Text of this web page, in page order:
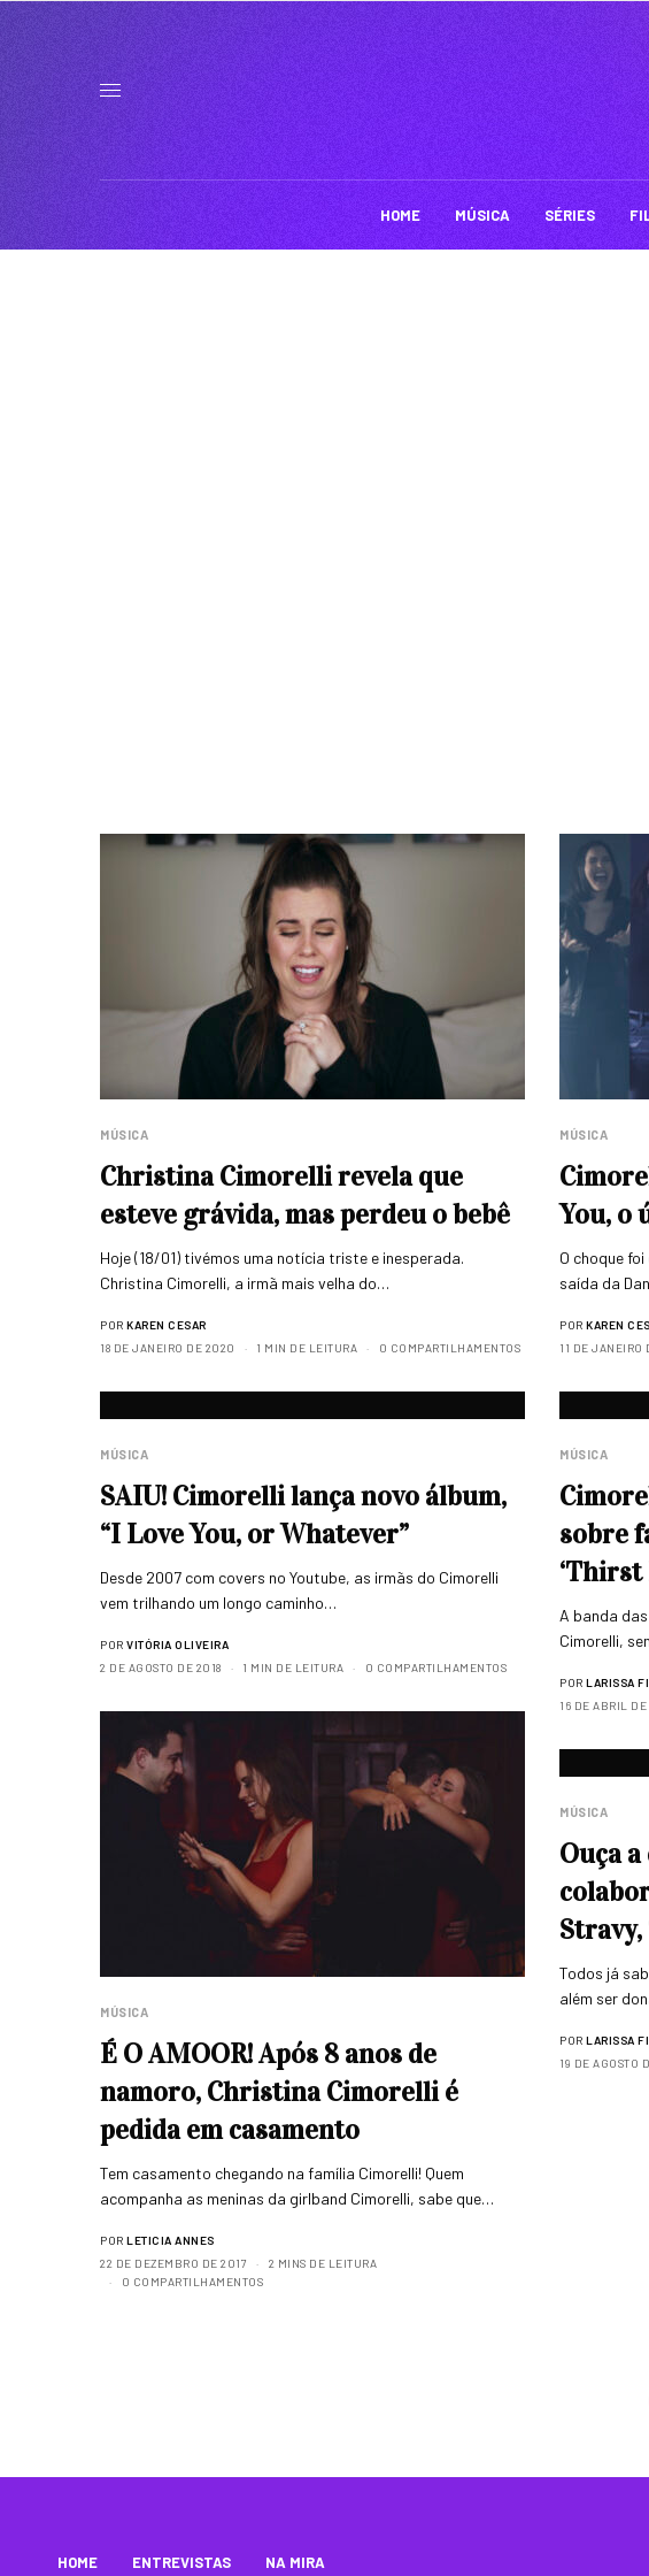
HOME MÚSICA SÉRIES
MÚSICA
Christina Cimorelli revela que
esteve grávida, mas perdeu o bebê
Hoje (18/01) tivémos uma notícia triste e inesperada.
Christina Cimorelli, a irmã mais velha do…
POR KAREN CESAR
18 DE JANEIRO DE 2020
1 MIN DE LEITURA 0 COMPARTILHAMENTOS
MÚSICA
You, o
O choque
saída da
POR KAREN
11 DE JANEIRO
MÚSICA
SAIU! Cimorelli lança novo álbum,
“I Love You, or Whatever”
Desde 2007 com covers no Youtube, as irmãs do Cimorelli
vem trilhando um longo caminho…
POR VITÓRIA OLIVEIRA
2 DE AGOSTO DE 2018
1 MIN DE LEITURA 0 COMPARTILHAMENTOS
MÚSICA
sobre
‘Thirst
A banda
Cimorelli,
POR LARISSA
16 DE ABRIL DE
MÚSICA
É O AMOOR! Após 8 anos de
namoro, Christina Cimorelli é
pedida em casamento
Tem casamento chegando na família Cimorelli! Quem
acompanha as meninas da girlband Cimorelli, sabe que…
POR LETICIA ANNES
22 DE DEZEMBRO DE 2017
2 MINS DE LEITURA
0 COMPARTILHAMENTOS
MÚSICA
Ouça
Stravy,
Todos já
além ser
POR LARISSA
19 DE AGOSTO
HOME ENTREVISTAS NA MIRA